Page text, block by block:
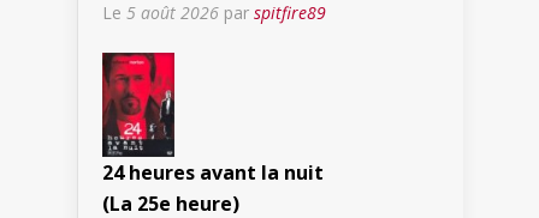
Le 5 août 2026 par spitfire89
24 heures avant la nuit
(La 25e heure)